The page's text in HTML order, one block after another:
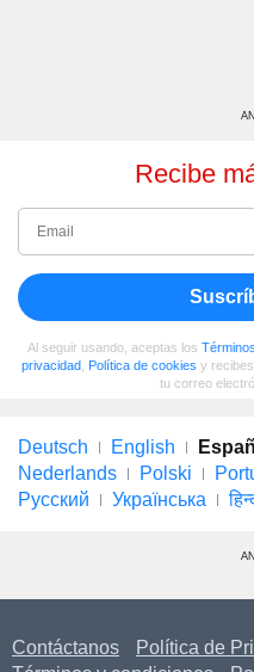
Recibe
Al seguir usando, aceptas los
privacidad, Política de cookies y
tu correo
Deutsch English
Nederlands
Polski
Русский
Українська
Contáctanos
Política de